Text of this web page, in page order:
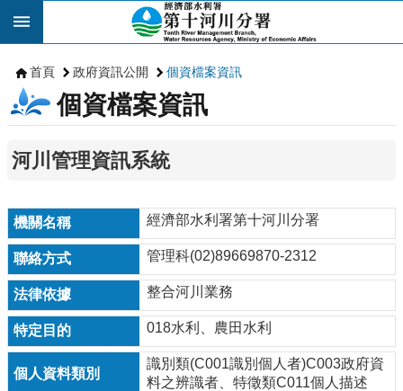
跳到主要內容區塊
首頁 政府資訊公開 個資檔案資訊
個資檔案資訊
河川管理資訊系統
經濟部水利署第十河川分署
管理科(02)89669870-2312
整合河川業務
018水利、農田水利
識別類(C001識別個人者)C003政府資
料之辨識者、特徵類C011個人描述